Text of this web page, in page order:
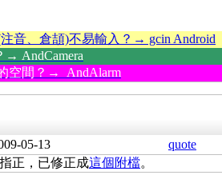
音、倉頡)不易輸入？→ gcin Android
→ AndCamera
空間？→ AndAlarm
05-13
quote
正，已修正成這個附檔。